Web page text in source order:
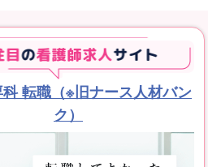
転職（※旧ナース人材バン
ク）